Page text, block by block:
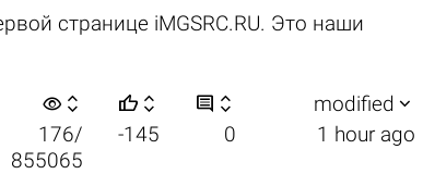
странице iMGSRC.RU. Это наши
visibility      modified 
176/
855065
-145 0 1 hour ago